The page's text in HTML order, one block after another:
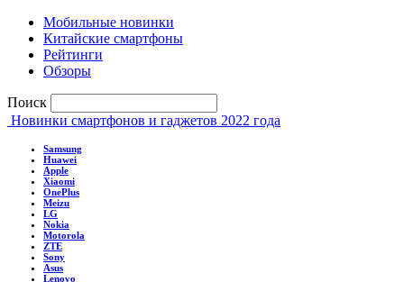
Мобильные новинки
Китайские смартфоны
Рейтинги
Обзоры
Поиск
Новинки смартфонов и гаджетов 2022 года
Samsung
Huawei
Apple
Xiaomi
OnePlus
Meizu
LG
Nokia
Motorola
ZTE
Sony
Asus
Lenovo